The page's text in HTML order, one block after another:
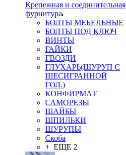
Крепежная и соединительная
фурнитура
БОЛТЫ МЕБЕЛЬНЫЕ
БОЛТЫ ПОД КЛЮЧ
ВИНТЫ
ГАЙКИ
ГВОЗДИ
ГЛУХАРЬ(ШУРУП С
ШЕСИГРАННОЙ
ГОЛ.)
КОНФИРМАТ
САМОРЕЗЫ
ШАЙБЫ
ШПИЛЬКИ
ШУРУПЫ
Скоба
+ ЕЩЕ 2